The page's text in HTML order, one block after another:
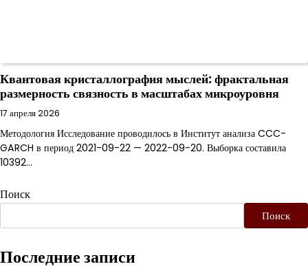
Квантовая кристаллография мыслей: фрактальная
размерность связность в масштабах микроуровня
17 апреля 2026
Методология Исследование проводилось в Институт анализа CCC-
GARCH в период 2021-09-22 — 2022-09-20. Выборка составила
10392…
Поиск
Поиск
Последние записи